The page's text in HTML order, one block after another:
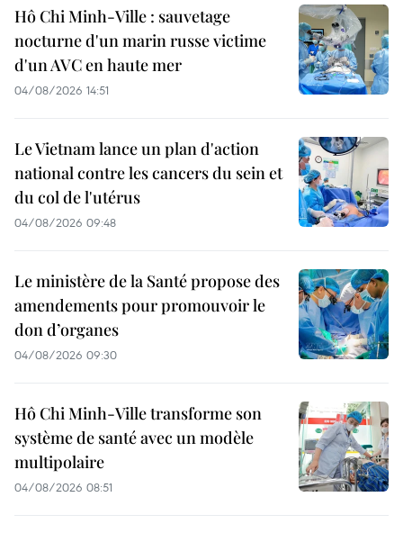
Hô Chi Minh-Ville : sauvetage
nocturne d'un marin russe victime
d'un AVC en haute mer
04/08/2026 14:51
Le Vietnam lance un plan d'action
national contre les cancers du sein et
du col de l'utérus
04/08/2026 09:48
Le ministère de la Santé propose des
amendements pour promouvoir le
don d’organes
04/08/2026 09:30
Hô Chi Minh-Ville transforme son
système de santé avec un modèle
multipolaire
04/08/2026 08:51